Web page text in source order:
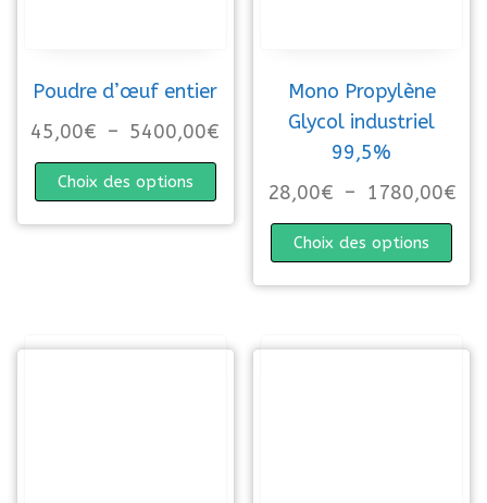
Poudre d’œuf entier
45,00€ – 5400,00€ Plage de prix : 45,00€ à
Choix des options
Ce produit a plusieurs variations.
Mono Propylène
Glycol industriel
99,5%
28,00€ – 1780,00€
Choix des options
Ce